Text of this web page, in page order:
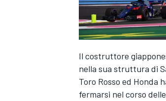
MONOPOSTO
Il costruttore
nella sua struttura di
Toro Rosso ed Honda
fermarsi nel corso